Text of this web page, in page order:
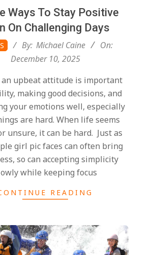
Ways To Stay Positive
On Challenging Days
By: Michael Caine
On:
December 10, 2025
an upbeat attitude is important
making good decisions, and
your emotions well, especially
are hard. When life seems
unsure, it can be hard. Just as
girl pic faces can often bring
so can accepting simplicity
while keeping focus
READING